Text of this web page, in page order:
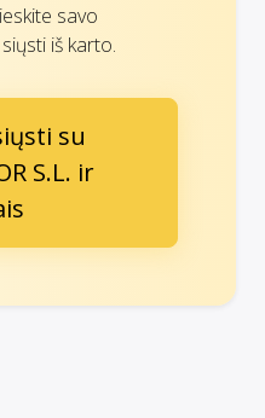
savo
iš karto.
su
S.L. ir